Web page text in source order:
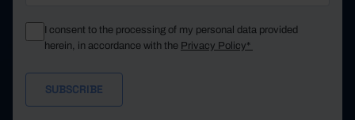
I consent to the processing of my personal data provided
herein, in accordance with the Privacy Policy*